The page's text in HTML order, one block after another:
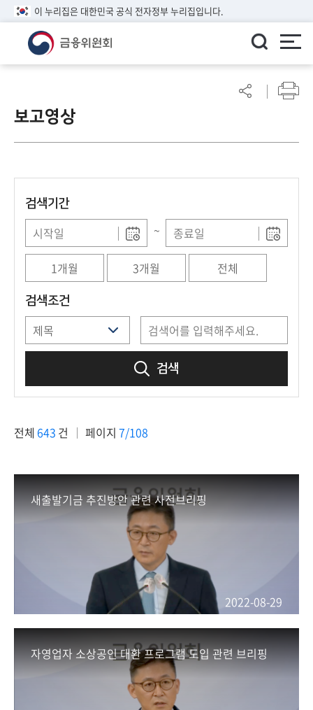
이 누리집은 대한민국 공식 전자정부 누리집입니다.
린
이알
개
적
극
행
원
회
보고영상
검색기간
~
1개월 3개월 전체
검색조건
검색
전체 643 건 페이지 7/108
새출발기금 추진방안 관련 사전브리핑
2022-08-29
자영업자 소상공인 대환 프로그램 도입 관련 브리핑